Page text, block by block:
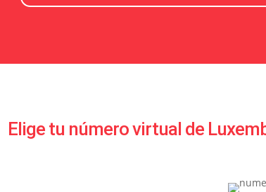
Elige tu número virtual de